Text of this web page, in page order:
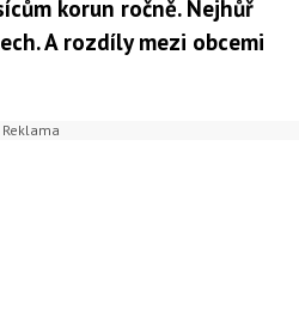
korun ročně. Nejhůř
A rozdíly mezi obcemi